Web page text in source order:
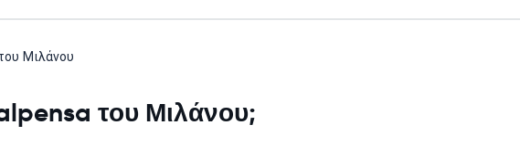
Μιλάνου
του Μιλάνου;